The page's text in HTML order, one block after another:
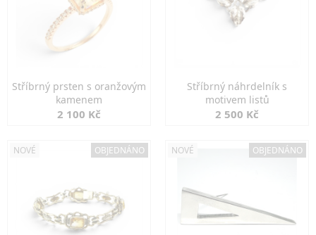
Stříbrný prsten s oranžovým
kamenem
2 100 Kč
Stříbrný náhrdelník s
motivem listů
2 500 Kč
NOVÉ OBJEDNÁNO NOVÉ OBJEDNÁNO